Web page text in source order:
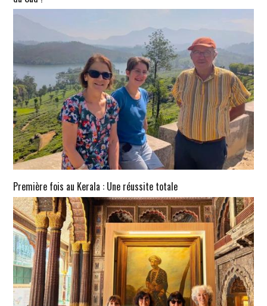
Première fois au Kerala : Une réussite totale